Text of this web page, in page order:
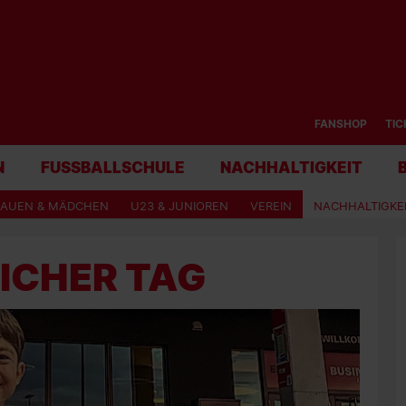
FANSHOP
FUSSBALLSCHULE NACHHALTIGKEIT
& MÄDCHEN U23 & JUNIOREN VEREIN
TAG